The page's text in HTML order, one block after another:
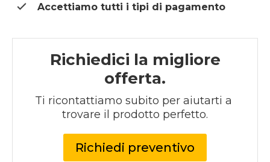
Accettiamo tutti i tipi di pagamento
Richiedici la migliore
offerta.
Ti ricontattiamo subito per aiutarti a
trovare il prodotto perfetto.
Richiedi preventivo